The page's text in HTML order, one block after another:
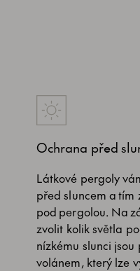
Ochrana před
Látkové pergoly
před sluncem a
pod pergolou. Na
zvolit kolik světla
nízkému slunci
volánem, který lze